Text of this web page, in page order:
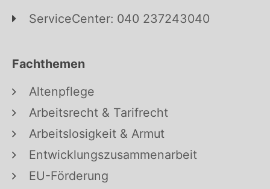
ServiceCenter: 040 237243040
Fachthemen
Altenpflege
Arbeitsrecht & Tarifrecht
Arbeitslosigkeit & Armut
Entwicklungszusammenarbeit
EU-Förderung